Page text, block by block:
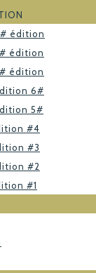
édition
édition
édition
6#
5#
#4
#3
#2
#1